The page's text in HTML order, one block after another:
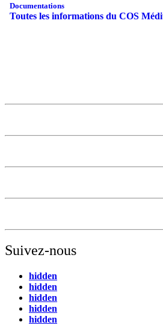
Documentations
Toutes les informations du COS
Suivez-nous
hidden
hidden
hidden
hidden
hidden